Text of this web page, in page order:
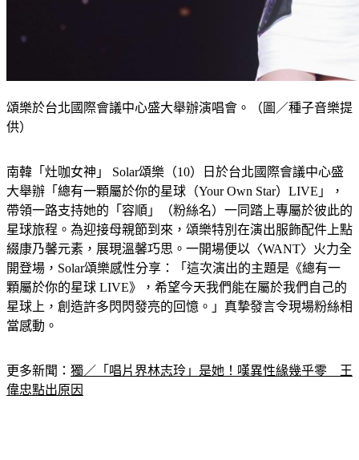
頌樂於台北國際會議中心盛大舉辦演唱會。（圖／種子音樂提
南韓「灶咖女神」 Solar頌樂（10）日於台北國際會議中心盛
大舉辦「總有一顆屬於你的星球（Your Own Star）LIVE」，
帶領一路支持她的「容順」（粉絲名）一同踏上專屬於彼此的
星球旅程。為迎接母親節到來，頌樂特別在演出服飾配件上點
綴康乃馨元素，展現溫馨巧思。一開場便以〈WANT〉火力全
開登場，Solar頌樂感性分享：「這次演出的主題是《總有一
顆屬於你的星球 LIVE》，希望今天我們能在屬於我們自己的
星球上，創造許多閃閃發亮的回憶。」真摯發言令現場粉絲相
更多新聞： 獨／「唱片界林志玲」是她！嘆異性緣幾乎零　王